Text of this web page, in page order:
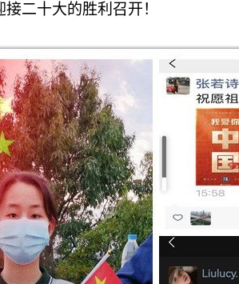
二十大的胜利召开！